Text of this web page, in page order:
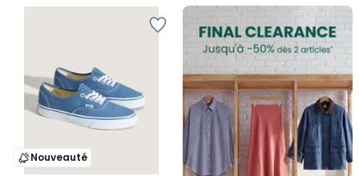
Nouveauté
FINAL
CLEARANCE